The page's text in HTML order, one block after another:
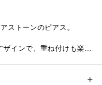
ストーンのピアス。
インで、重ね付けも楽し